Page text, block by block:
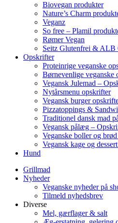
Biovegan produkter
Nature’s Charm
Veganz
So free – Plamil
Rømer Vegan
Seitz Glutenfrei &
Opskrifter
Proteinrige veganske
Børnevenlige veganske
Vegansk Julemad –
Nytårsmenu opskrifter
Vegansk burger
Pizzatoppings &
Traditionel dansk mad
Vegansk pålæg –
Veganske boller og
Vegansk kage og
Hund
Grillmad
Nyheder
Veganske nyheder på
Tilmeld nyhedsbrev
Diverse
Mel, gærflager & salt